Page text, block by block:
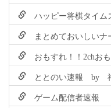
ハッピー将棋タイム
まとめておいしいナ
おもすれ！！2chお
ととのい速報 by
ゲーム配信者速報